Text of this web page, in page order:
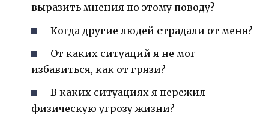
выразить мнения по этому поводу?
Когда другие людей страдали от меня?
От каких ситуаций я не мог
избавиться, как от грязи?
В каких ситуациях я пережил
физическую угрозу жизни?